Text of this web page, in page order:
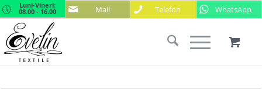
Mail Telefon WhatsApp
Luni-Vineri:
08.00 - 16.00